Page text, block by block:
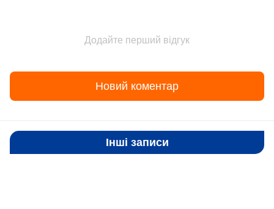
Додайте перший відгук
Новий коментар
Інші записи